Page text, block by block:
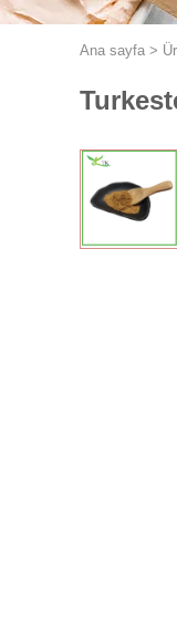
Ana sayfa >